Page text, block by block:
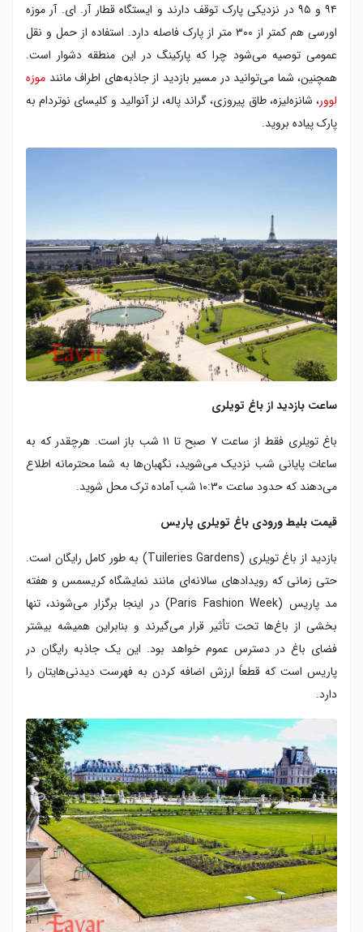
۹۴ و ۹۵ در نزدیکی پارک توقف دارند و ایستگاه قطار آر. ای. آر موزه
اورسی هم کمتر از ۳۰۰ متر از پارک فاصله دارد. استفاده از حمل و نقل
عمومی توصیه می‌شود چرا که پارکینگ در این منطقه دشوار است.
همچنین، شما می‌توانید در مسیر بازدید از جاذبه‌های اطراف مانند موزه
لوور، شانزه‌لیزه، طاق پیروزی، گراند پاله، لز آنوالید و کلیسای نوتردام به
پارک پیاده بروید.
ساعت بازدید از باغ تویلری
باغ تویلری فقط از ساعت ۷ صبح تا ۱۱ شب باز است. هرچقدر که به
ساعات پایانی شب نزدیک می‌شوید، نگهبان‌ها به شما محترمانه اطلاع
می‌دهند که حدود ساعت ۱۰:۳۰ شب آماده ترک محل شوید.
قیمت بلیط ورودی باغ تویلری پاریس
بازدید از باغ تویلری (Tuileries Gardens) به طور کامل رایگان است.
حتی زمانی که رویدادهای سالانه‌ای مانند نمایشگاه کریسمس و هفته
مد پاریس (Paris Fashion Week) در اینجا برگزار می‌شوند، تنها
بخشی از باغ‌ها تحت تأثیر قرار می‌گیرند و بنابراین همیشه بیشتر
فضای باغ در دسترس عموم خواهد بود. این یک جاذبه رایگان در
پاریس است که قطعاً ارزش اضافه کردن به فهرست دیدنی‌هایتان را
دارد.